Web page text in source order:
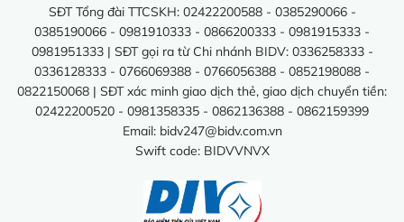
SĐT Tổng đài TTCSKH: 02422200588 - 0385290066 -
0385190066 - 0981910333 - 0866200333 - 0981915333 -
0981951333 | SĐT gọi ra từ Chi nhánh BIDV: 0336258333 -
0336128333 - 0766069388 - 0766056388 - 0852198088 -
0822150068 | SĐT xác minh giao dịch thẻ, giao dịch chuyển tiền:
02422200520 - 0981358335 - 0862136388 - 0862159399
Email: bidv247@bidv.com.vn
Swift code: BIDVVNVX